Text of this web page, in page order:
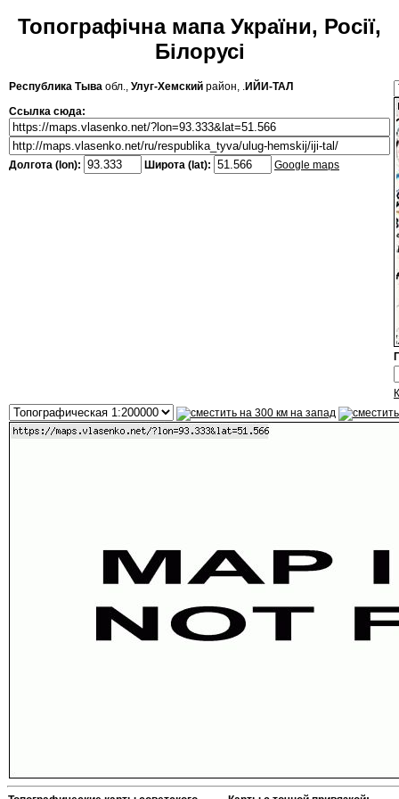
Топографічна мапа України, Росії,
Білорусі
Республика Тыва обл., Улуг-Хемский район, .ИЙИ-ТАЛ
Ссылка сюда:
Долгота (lon): Широта (lat): Google maps